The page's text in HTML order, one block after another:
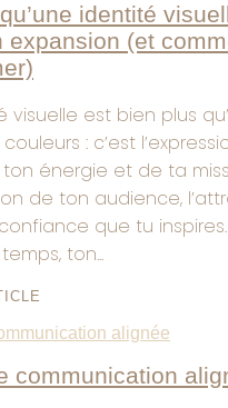
identité
expansion (et
visuelle est bien plus
: c’est
ton énergie et de ta
de ton audience,
que tu inspires.
ton...
alignée
communication